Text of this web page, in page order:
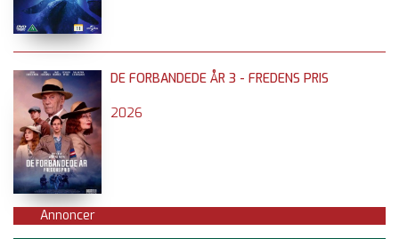
DE FORBANDEDE ÅR 3 - FREDENS PRIS
2026
Annoncer